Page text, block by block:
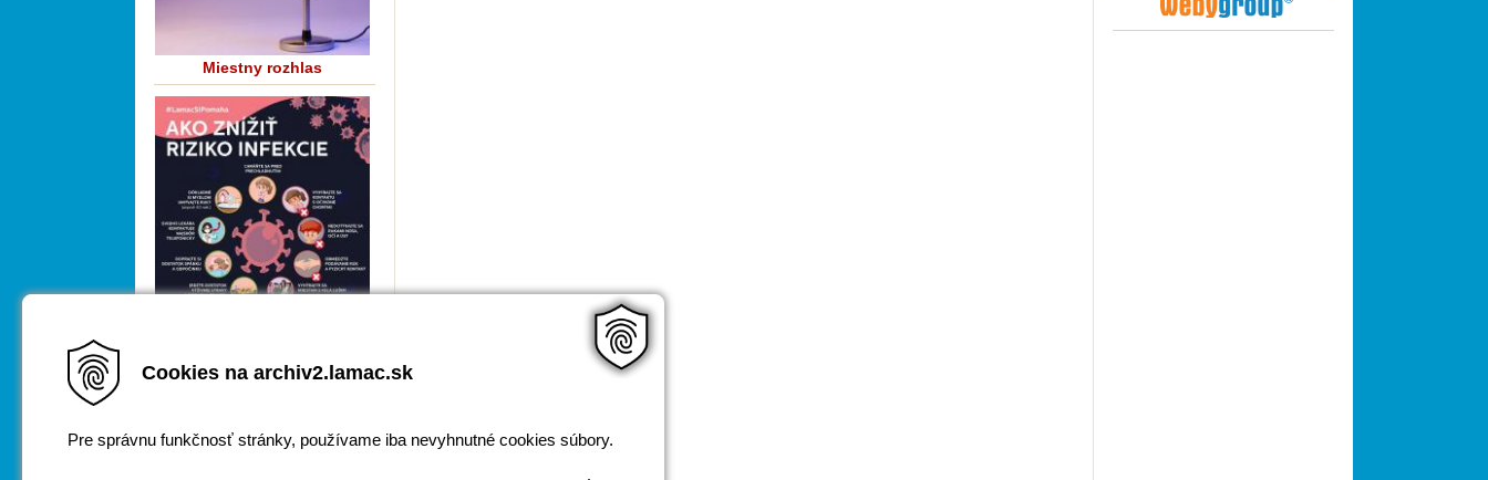
Cookies na archiv2.lamac.sk
Pre správnu funkčnosť stránky, používame iba nevyhnutné cookies súbory.
Miestny rozhlas
Za obsah zodpovedá